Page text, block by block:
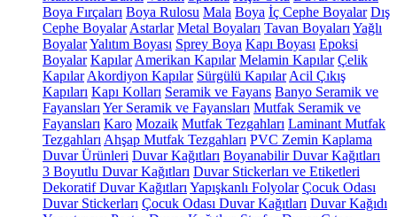
Boya Fırçaları Boya Rulosu Mala Boya İç Cephe Boyalar Dış
Cephe Boyalar Astarlar Metal Boyaları Tavan Boyaları Yağlı
BoyalarYalıtım Boyası Sprey Boya Kapı Boyası Epoksi
Boyalar Kapılar Amerikan Kapılar Melamin Kapılar Çelik
Kapılar Akordiyon Kapılar Sürgülü Kapılar Acil Çıkış
Kapıları Kapı Kolları Seramik ve Fayans Banyo Seramik ve
Fayansları Yer Seramik ve Fayansları Mutfak Seramik ve
Fayansları Karo Mozaik Mutfak Tezgahları Laminant Mutfak
Tezgahları Ahşap Mutfak Tezgahları PVC Zemin Kaplama
Duvar Ürünleri Duvar Kağıtları Boyanabilir Duvar Kağıtları
3 Boyutlu Duvar Kağıtları Duvar Stickerları ve Etiketleri
Dekoratif Duvar Kağıtları Yapışkanlı Folyolar Çocuk Odası
Duvar Stickerları Çocuk Odası Duvar Kağıtları Duvar Kağıdı